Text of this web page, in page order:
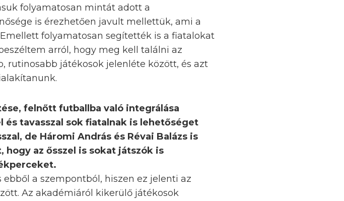
folyamatosan mintát adott a
is érezhetően javult mellettük, ami a
folyamatosan segítették is a fiatalokat
arról, hogy meg kell találni az
rutinosabb játékosok jelenléte között, és azt
felnőtt futballba való integrálása
tavasszal sok fiatalnak is lehetőséget
de Háromi András és Révai Balázs is
az ősszel is sokat játszók is
a szempontból, hiszen ez jelenti az
Az akadémiáról kikerülő játékosok